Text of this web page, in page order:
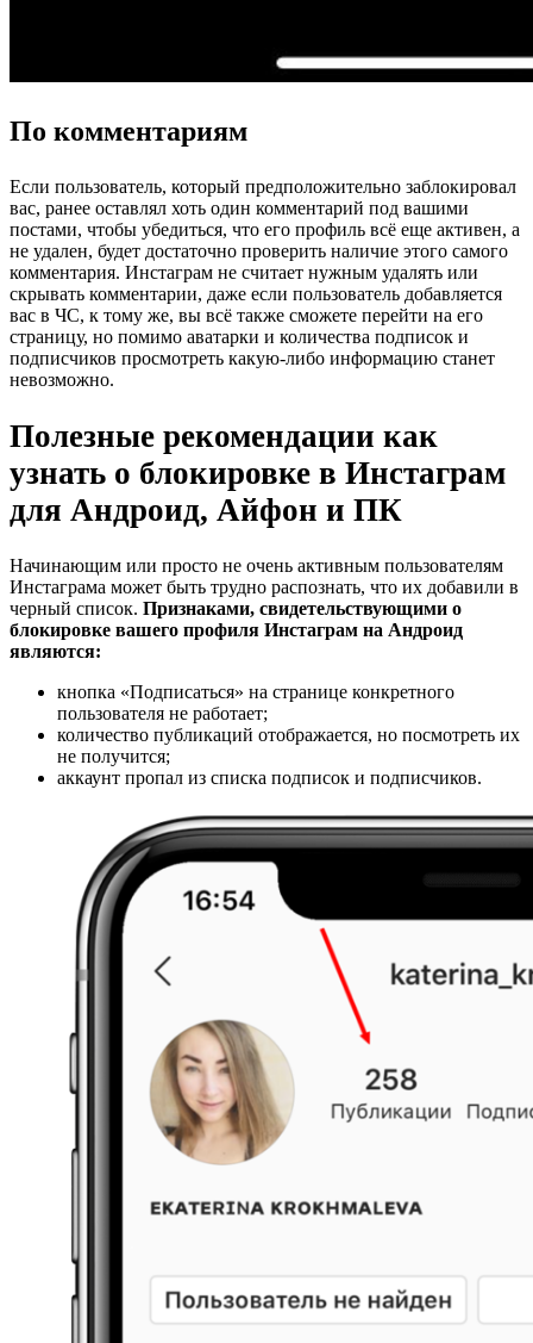
По комментариям
Если пользователь, который предположительно заблокировал
вас, ранее оставлял хоть один комментарий под вашими
постами, чтобы убедиться, что его профиль всё еще активен, а
не удален, будет достаточно проверить наличие этого самого
комментария. Инстаграм не считает нужным удалять или
скрывать комментарии, даже если пользователь добавляется
вас в ЧС, к тому же, вы всё также сможете перейти на его
страницу, но помимо аватарки и количества подписок и
подписчиков просмотреть какую-либо информацию станет
невозможно.
Полезные рекомендации как
узнать о блокировке в Инстаграм
для Андроид, Айфон и ПК
Начинающим или просто не очень активным пользователям
Инстаграма может быть трудно распознать, что их добавили в
черный список. Признаками, свидетельствующими о
блокировке вашего профиля Инстаграм на Андроид
являются:
кнопка «Подписаться» на странице конкретного
пользователя не работает;
количество публикаций отображается, но посмотреть их
не получится;
аккаунт пропал из списка подписок и подписчиков.